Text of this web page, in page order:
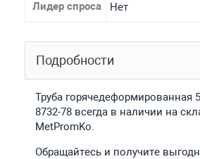
Лидер спроса Нет
Подробности
Труба горячедеформированная
8732-78 всегда в наличии на
MetPromKo.
Обращайтесь и получите